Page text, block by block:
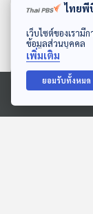
ดาวน์โหลด Thai PBS
Ⓒ 2020 องค์การกระจายเสีย
ตอนที่เกี่ยวข้อง
ไทยพี
เว็บไซต์ของเรามี
ข้อมูลส่วนบุคคล
เพิ่มเติม
ยอมรับทั้งหมด